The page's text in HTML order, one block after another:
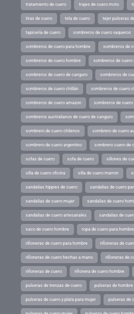
tratamiento de cuero trajes de cuero moto
tiras de cuero tela de cuero tejer pulseras
tapicería de cuero sombreros de cuero vaqueros
sombreros de cuero para hombre sombreros de
sombreros de cuero hombre sombreros de cuero
sombreros de cuero de canguro sombreros de
sombreros de cuero chillán sombreros de cuero
sombreros de cuero amazon sombreros de cuero
sombreros australianos de cuero de canguro
sombrero de cuero chilenos sombrero de cuero
sombrero de cuero argentino sombrero cuero de
sofas de cuero sofa de cuero sillones de
silla de cuero oficina silla de cuero marron
sandalias hippies de cuero sandalias de cuero
sandalias de cuero mujer sandalias de cuero
sandalias de cuero artesanales sandalias de
saco de cuero hombre ropa de cuero para hombre
riñoneras de cuero para hombre riñoneras de
riñoneras de cuero hechas a mano riñoneras de
riñoneras de cuero riñonera de cuero hombre
pulseras de trenzas de cuero pulseras de hombre
pulseras de cuero y plata para mujer pulseras de